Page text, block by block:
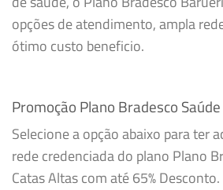
opções de atendimento, ampla
ótimo custo beneficio.
Promoção Plano Bradesco
Selecione a opção abaixo para ter
rede credenciada do plano Plano
Catas Altas com até 65% Desconto.